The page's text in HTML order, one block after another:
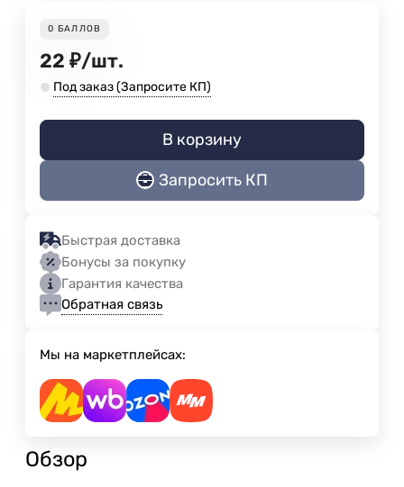
0 БАЛЛОВ
22 ₽/шт.
Под заказ (Запросите КП)
В корзину
Запросить КП
Быстрая доставка
Бонусы за покупку
Гарантия качества
Обратная связь
Мы на маркетплейсах:
Обзор